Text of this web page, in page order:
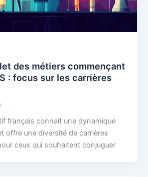
des métiers commençant
: focus sur les carrières
français connaît une dynamique
offre une diversité de carrières
ceux qui souhaitent conjuguer